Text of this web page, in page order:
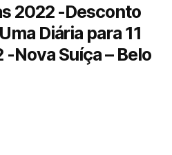
2022 -Desconto
Diária para 11
Nova Suíça – Belo